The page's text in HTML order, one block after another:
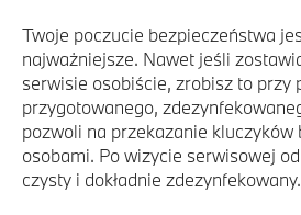
Twoje poczucie bezpieczeństwa
najważniejsze. Nawet jeśli
serwisie osobiście, zrobisz to przy
przygotowanego,
pozwoli na przekazanie kluczyków
osobami. Po wizycie serwisowej
czysty i dokładnie zdezynfekowany.